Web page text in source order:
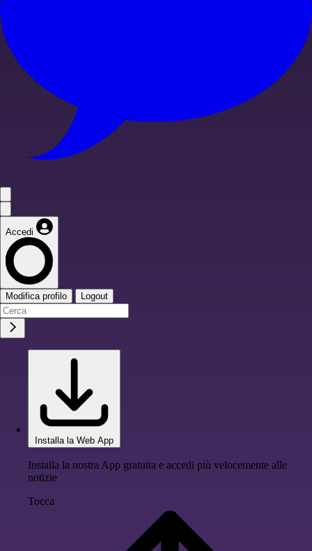
Accedi
Modifica profilo Logout
Installa la Web App
Installa la nostra App gratuita e accedi più velocemente alle
notizie
Tocca